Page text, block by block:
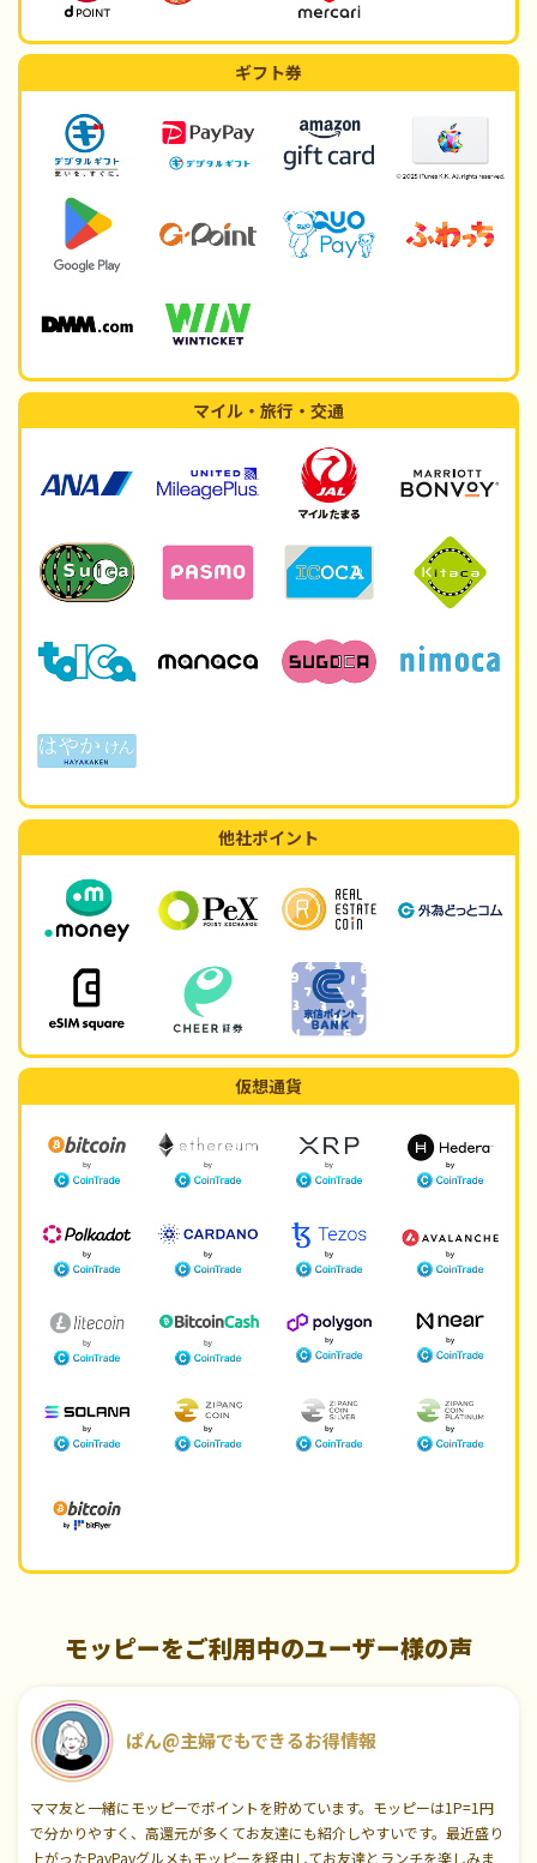
ギフト券
マイル・旅行・交通
他社ポイント
仮想通貨
モッピーをご利用中のユーザー様の声
ぱん@主婦でもできるお得情報
ママ友と一緒にモッピーでポイントを貯めています。モッピーは1P=1円
で分かりやすく、高還元が多くてお友達にも紹介しやすいです。最近盛り
上がったPayPayグルメもモッピーを経由してお友達とランチを楽しみま